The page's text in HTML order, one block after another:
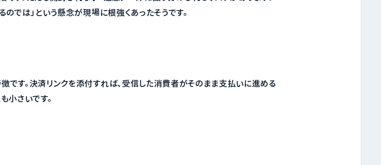
では」という懸念が現場に根強くあったそうです。
す。決済リンクを添付すれば、受信した消費者がそのまま支払いに進める
小さいです。